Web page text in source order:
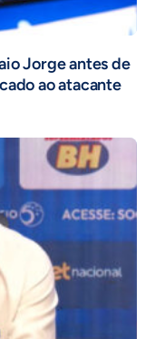
Jorge antes de
ao atacante